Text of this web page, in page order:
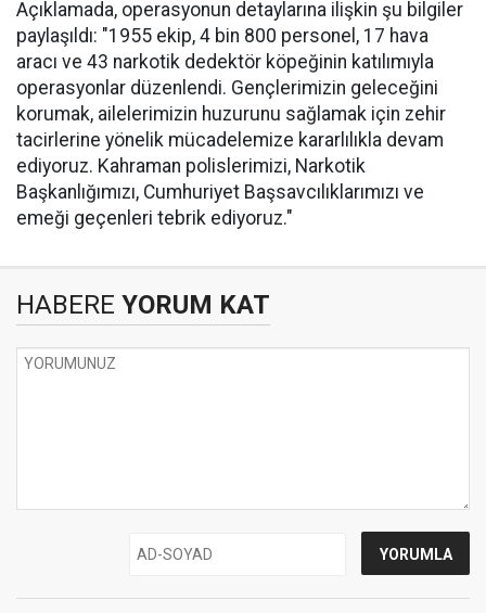
Açıklamada, operasyonun detaylarına ilişkin şu bilgiler
paylaşıldı: "1955 ekip, 4 bin 800 personel, 17 hava
aracı ve 43 narkotik dedektör köpeğinin katılımıyla
operasyonlar düzenlendi. Gençlerimizin geleceğini
korumak, ailelerimizin huzurunu sağlamak için zehir
tacirlerine yönelik mücadelemize kararlılıkla devam
ediyoruz. Kahraman polislerimizi, Narkotik
Başkanlığımızı, Cumhuriyet Başsavcılıklarımızı ve
emeği geçenleri tebrik ediyoruz."
HABERE YORUM KAT